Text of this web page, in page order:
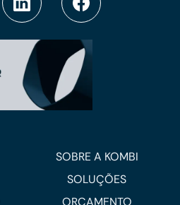
SOBRE A KOMBI
SOLUÇÕES
ORÇAMENTO